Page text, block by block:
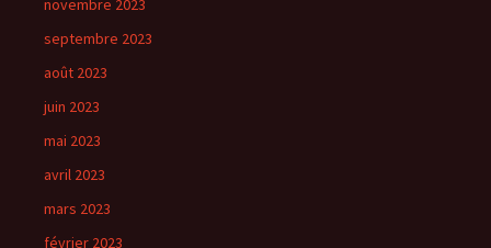
novembre 2023
septembre 2023
août 2023
juin 2023
mai 2023
avril 2023
mars 2023
février 2023